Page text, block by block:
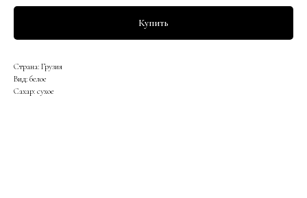
Купить
Страна: Грузия
Вид: белое
Сахар: сухое